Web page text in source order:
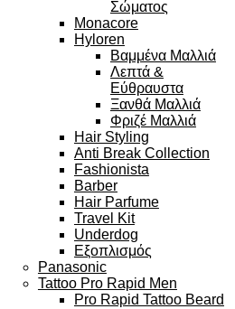
Σώματος
Monacore
Hyloren
Βαμμένα Μαλλιά
Λεπτά &
Εύθραυστα
Ξανθά Μαλλιά
Φριζέ Μαλλιά
Hair Styling
Anti Break Collection
Fashionista
Barber
Hair Parfume
Travel Kit
Underdog
Εξοπλισμός
Panasonic
Tattoo Pro Rapid Men
Pro Rapid Tattoo Beard